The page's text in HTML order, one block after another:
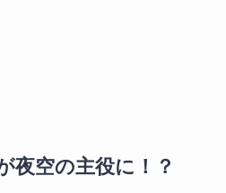
夜空の主役に！？